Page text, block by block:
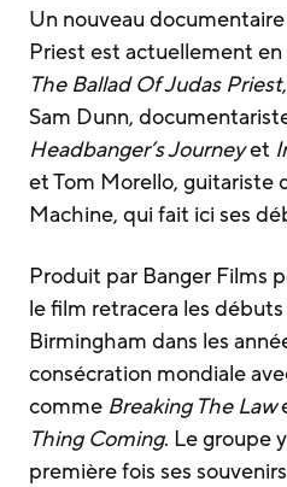
Un nouveau
Priest est actuellement
The Ballad Of Judas Priest
Sam Dunn,
Headbanger’s Journeyet
et Tom Morello, guitariste
Machine, qui fait ici ses
Produit par Banger Films
le film retracera les
Birmingham dans les
consécration mondiale
comme Breaking The Law
Thing Coming. Le groupe
première fois ses